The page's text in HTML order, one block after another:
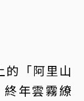
的「阿里山
年雲霧繚